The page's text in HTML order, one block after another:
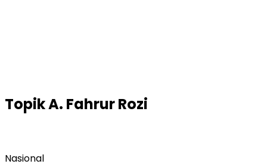
TopikA. Fahrur Rozi
Nasional